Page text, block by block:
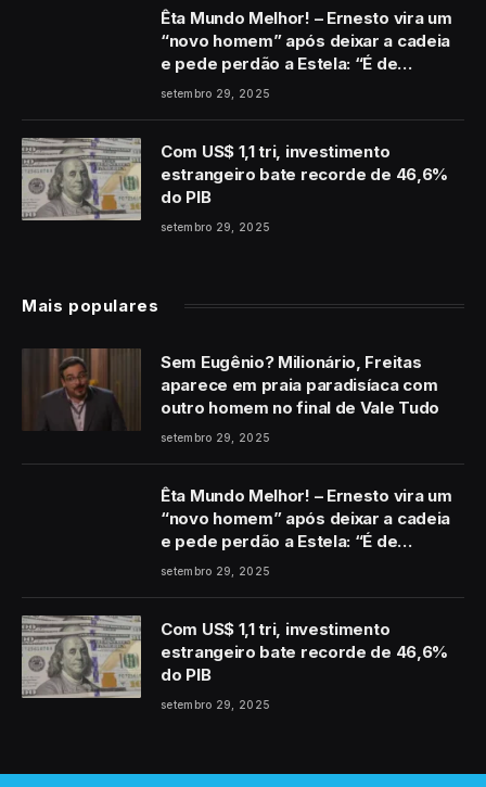
Êta Mundo Melhor! – Ernesto vira um
“novo homem” após deixar a cadeia
e pede perdão a Estela: “É de
coração”
setembro 29, 2025
Com US$ 1,1 tri, investimento
estrangeiro bate recorde de 46,6%
do PIB
setembro 29, 2025
Mais populares
Sem Eugênio? Milionário, Freitas
aparece em praia paradisíaca com
outro homem no final de Vale Tudo
setembro 29, 2025
Êta Mundo Melhor! – Ernesto vira um
“novo homem” após deixar a cadeia
e pede perdão a Estela: “É de
coração”
setembro 29, 2025
Com US$ 1,1 tri, investimento
estrangeiro bate recorde de 46,6%
do PIB
setembro 29, 2025